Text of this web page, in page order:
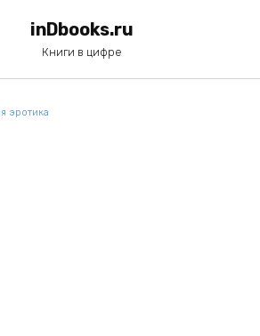
inDbooks.ru
Книги в цифре
эротика